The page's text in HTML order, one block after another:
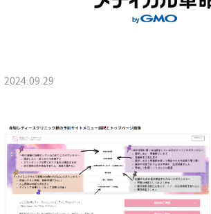
2024.09.29